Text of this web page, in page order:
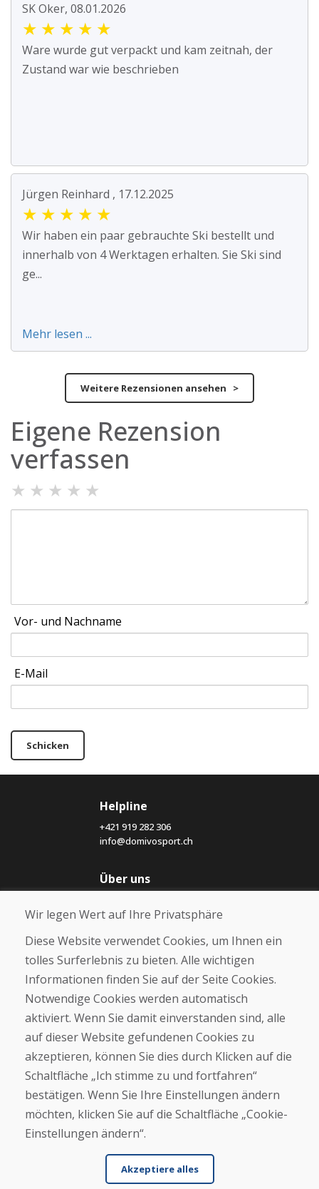
SK Oker, 08.01.2026
★ ★ ★ ★ ★
Ware wurde gut verpackt und kam zeitnah, der
Zustand war wie beschrieben
Jürgen Reinhard , 17.12.2025
★ ★ ★ ★ ★
Wir haben ein paar gebrauchte Ski bestellt und
innerhalb von 4 Werktagen erhalten. Sie Ski sind
ge...
Mehr lesen ...
Weitere Rezensionen ansehen >
Eigene Rezension
verfassen
★ ★ ★ ★ ★
Vor- und Nachname
E-Mail
Schicken
Helpline
+421 919 282 306
info@domivosport.ch
Über uns
Über uns
Kontakt
Kaufen
E-Shop
Geschäftsbedingungen
Zahlung
Beschwerde
Rückgabe und Umtausch von Waren
Cookies
Wir legen Wert auf Ihre Privatsphäre
Diese Website verwendet Cookies, um Ihnen ein
tolles Surferlebnis zu bieten. Alle wichtigen
Informationen finden Sie auf der Seite Cookies.
Notwendige Cookies werden automatisch
aktiviert. Wenn Sie damit einverstanden sind, alle
auf dieser Website gefundenen Cookies zu
akzeptieren, können Sie dies durch Klicken auf die
Schaltfläche „Ich stimme zu und fortfahren“
bestätigen. Wenn Sie Ihre Einstellungen ändern
möchten, klicken Sie auf die Schaltfläche „Cookie-
Einstellungen ändern“.
Akzeptiere alles